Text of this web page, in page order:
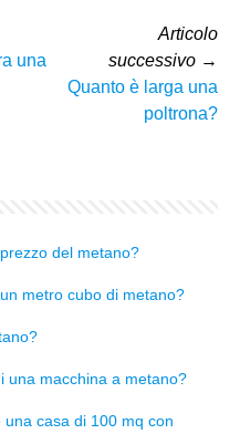
una
Articolo
successivo →
Quanto è larga una
poltrona?
del metano?
metro cubo di metano?
una macchina a metano?
casa di 100 mq con